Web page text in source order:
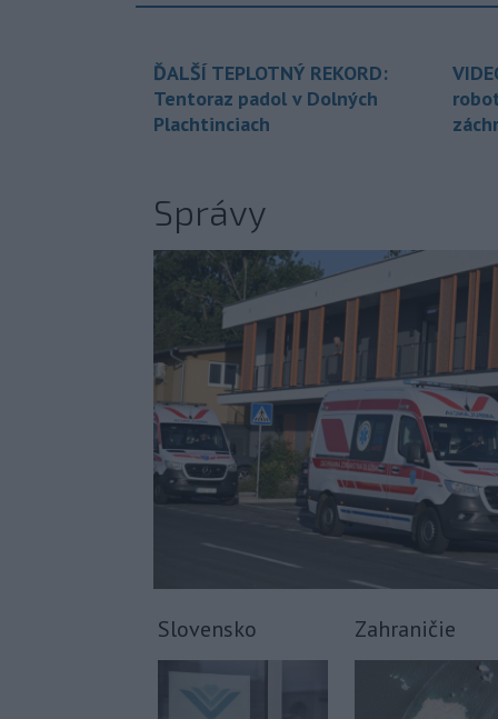
ĎALŠÍ TEPLOTNÝ REKORD:
Tentoraz padol v Dolných
Plachtinciach
Správy
Slovensko Zahraničie